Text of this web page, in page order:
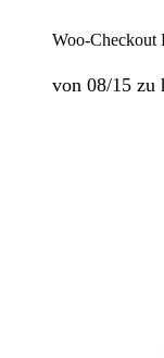
Woo-Checkout
von 08/15 zu